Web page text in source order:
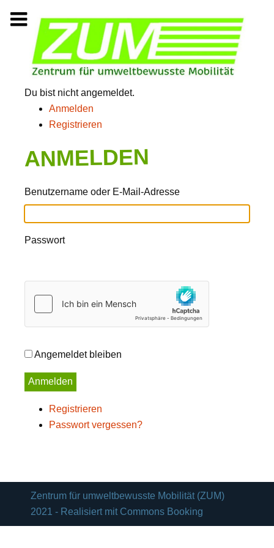
Zum
springen
Du bist nicht angemeldet.
Anmelden
Registrieren
ANMELDEN
Benutzername oder E-Mail-Adresse
Passwort
Angemeldet bleiben
Anmelden
Registrieren
Passwort vergessen?
Zentrum für umweltbewusste Mobilität (ZUM)
2021 - Realisiert mit Commons Booking